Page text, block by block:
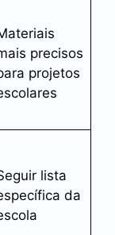
precisos
projetos
lista
da